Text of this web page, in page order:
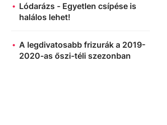
Lódarázs - Egyetlen csípése is
halálos lehet!
A legdivatosabb frizurák a 2019-
2020-as őszi-téli szezonban